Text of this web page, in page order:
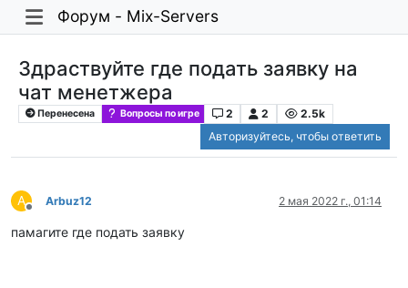
Форум - Mix-Servers
Здраствуйте где подать заявку на
чат менетжера
Перенесена Вопросы по игре 2 2
2.5k
Авторизуйтесь, чтобы ответить
A
Не в сети
Arbuz12 2 мая 2022 г., 01:14
памагите где подать заявку